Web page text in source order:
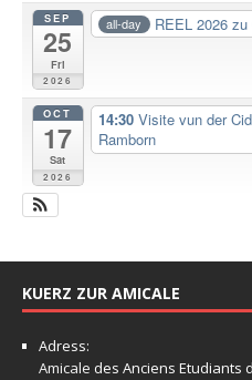
SEP
25
Fri
2026
all-day REEL 2026
OCT
17
Sat
2026
14:30 Visite vun der
Ramborn
KUERZ ZUR AMICALE
Adress:
Amicale des Anciens Etudiants